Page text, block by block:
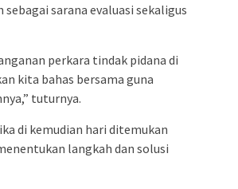
sarana evaluasi sekaligus
perkara tindak pidana di
kita bahas bersama guna
tuturnya.
di kemudian hari ditemukan
langkah dan solusi